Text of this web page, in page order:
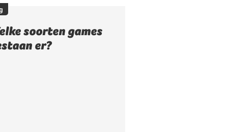
soorten games
er?